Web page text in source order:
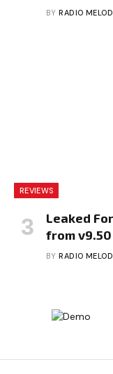
BY RADIO
REVIEWS
Leaked
from
BY RADIO